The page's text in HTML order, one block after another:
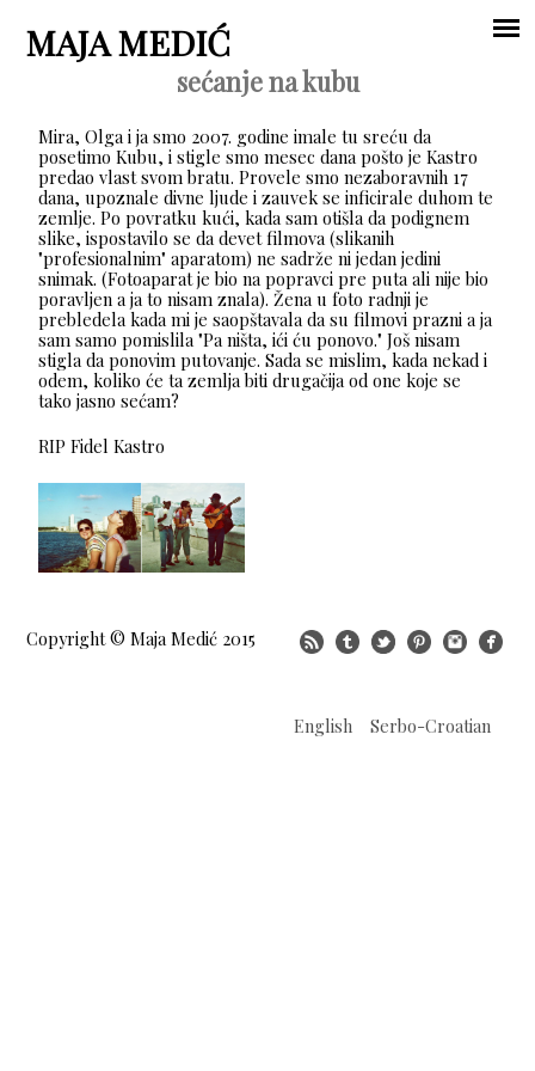
menu
Jump to navigation
MAJA MEDIĆ
sećanje na kubu
Mira, Olga i ja smo 2007. godine imale tu sreću da
posetimo Kubu, i stigle smo mesec dana pošto je Kastro
predao vlast svom bratu. Provele smo nezaboravnih 17
dana, upoznale divne ljude i zauvek se inficirale duhom te
zemlje. Po povratku kući, kada sam otišla da podignem
slike, ispostavilo se da devet filmova (slikanih
"profesionalnim" aparatom) ne sadrže ni jedan jedini
snimak. (Fotoaparat je bio na popravci pre puta ali nije bio
poravljen a ja to nisam znala). Žena u foto radnji je
prebledela kada mi je saopštavala da su filmovi prazni a ja
sam samo pomislila "Pa ništa, ići ću ponovo." Još nisam
stigla da ponovim putovanje. Sada se mislim, kada nekad i
odem, koliko će ta zemlja biti drugačija od one koje se
tako jasno sećam?
RIP Fidel Kastro
Copyright © Maja Medić 2015
English Serbo-Croatian